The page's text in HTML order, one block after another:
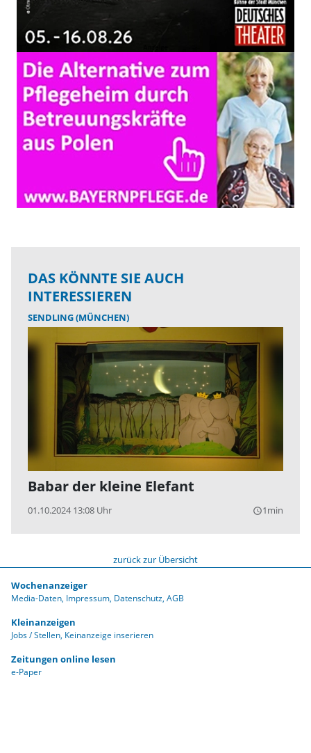
DAS KÖNNTE SIE AUCH
INTERESSIEREN
SENDLING (MÜNCHEN)
Babar der kleine Elefant
01.10.2024 13:08 Uhr query_builder1min
zurück zur Übersicht
Wochenanzeiger
Media-Daten Impressum Datenschutz AGB
Kleinanzeigen
Jobs / Stellen Keinanzeige inserieren
Zeitungen online lesen
e-Paper